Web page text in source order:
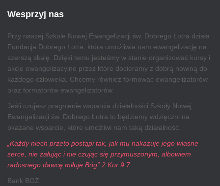
Wesprzyj nas
Przy naszej Szkole Nowej Ewangelizacji św. Dobrego Łotra działa
Fundacja Dobrego Łotra, która umożliwia nam ewangelizację na
szerszą skalę. Dzięki temu jesteśmy w stanie organizować kursy i
akcje ewangelizacyjne przez które docieramy z dobrą nowiną do
każdego człowieka. Chcemy również formować ewangelizatorów
oraz formatorów ewangelizatorów.
Jeśli czujesz pragnienie wsparcia działalności Szkoły Nowej
Ewangelizacji św. Dobrego Łotra to będziemy wdzięczni na
okazane wsparcie, które umożliwi nam taką działalność.
„Każdy niech przeto postąpi tak, jak mu nakazuje jego własne
serce, nie żałując i nie czując się przymuszonym, albowiem
radosnego dawcę miłuje Bóg” 2 Kor 9,7
Bank BGŻ